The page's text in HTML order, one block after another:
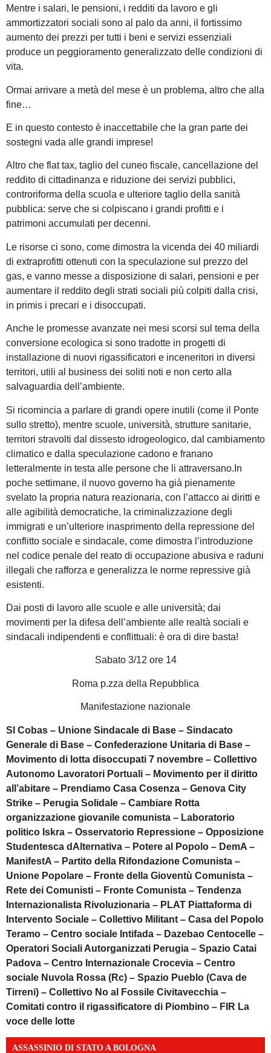
Mentre i salari, le pensioni, i redditi da lavoro e gli
ammortizzatori sociali sono al palo da anni, il fortissimo
aumento dei prezzi per tutti i beni e servizi essenziali
produce un peggioramento generalizzato delle condizioni di
vita.
Ormai arrivare a metà del mese è un problema, altro che alla
fine…
E in questo contesto è inaccettabile che la gran parte dei
sostegni vada alle grandi imprese!
Altro che flat tax, taglio del cuneo fiscale, cancellazione del
reddito di cittadinanza e riduzione dei servizi pubblici,
controriforma della scuola e ulteriore taglio della sanità
pubblica: serve che si colpiscano i grandi profitti e i
patrimoni accumulati per decenni.
Le risorse ci sono, come dimostra la vicenda dei 40 miliardi
di extraprofitti ottenuti con la speculazione sul prezzo del
gas, e vanno messe a disposizione di salari, pensioni e per
aumentare il reddito degli strati sociali più colpiti dalla crisi,
in primis i precari e i disoccupati.
Anche le promesse avanzate nei mesi scorsi sul tema della
conversione ecologica si sono tradotte in progetti di
installazione di nuovi rigassificatori e inceneritori in diversi
territori, utili al business dei soliti noti e non certo alla
salvaguardia dell’ambiente.
Si ricomincia a parlare di grandi opere inutili (come il Ponte
sullo stretto), mentre scuole, università, strutture sanitarie,
territori stravolti dal dissesto idrogeologico, dal cambiamento
climatico e dalla speculazione cadono e franano
letteralmente in testa alle persone che li attraversano.In
poche settimane, il nuovo governo ha già pienamente
svelato la propria natura reazionaria, con l’attacco ai diritti e
alle agibilità democratiche, la criminalizzazione degli
immigrati e un’ulteriore inasprimento della repressione del
conflitto sociale e sindacale, come dimostra l’introduzione
nel codice penale del reato di occupazione abusiva e raduni
illegali che rafforza e generalizza le norme repressive già
esistenti.
Dai posti di lavoro alle scuole e alle università; dai
movimenti per la difesa dell’ambiente alle realtà sociali e
sindacali indipendenti e conflittuali: è ora di dire basta!
Sabato 3/12 ore 14
Roma p.zza della Repubblica
Manifestazione nazionale
SI Cobas – Unione Sindacale di Base – Sindacato
Generale di Base – Confederazione Unitaria di Base –
Movimento di lotta disoccupati 7 novembre – Collettivo
Autonomo Lavoratori Portuali – Movimento per il diritto
all’abitare – Prendiamo Casa Cosenza – Genova City
Strike – Perugia Solidale – Cambiare Rotta
organizzazione giovanile comunista – Laboratorio
politico Iskra – Osservatorio Repressione – Opposizione
Studentesca dAlternativa – Potere al Popolo – DemA –
ManifestA – Partito della Rifondazione Comunista –
Unione Popolare – Fronte della Gioventù Comunista –
Rete dei Comunisti – Fronte Comunista – Tendenza
Internazionalista Rivoluzionaria – PLAT Piattaforma di
Intervento Sociale – Collettivo Militant – Casa del Popolo
Teramo – Centro sociale Intifada – Dazebao Centocelle –
Operatori Sociali Autorganizzati Perugia – Spazio Catai
Padova – Centro Internazionale Crocevia – Centro
sociale Nuvola Rossa (Rc) – Spazio Pueblo (Cava de
Tirreni) – Collettivo No al Fossile Civitavecchia –
Comitati contro il rigassificatore di Piombino – FIR La
voce delle lotte
ASSASSINIO DI STATO A BOLOGNA